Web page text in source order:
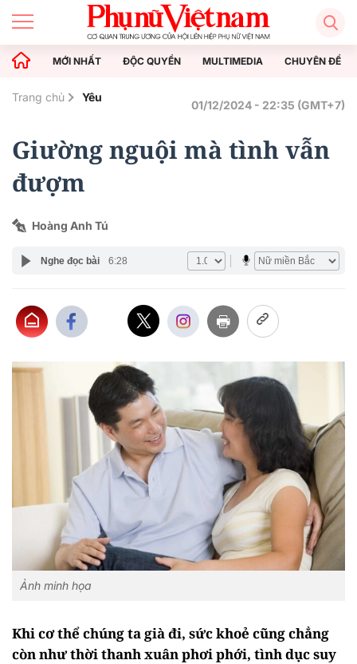
MỚI NHẤT ĐỘC QUYỀN MULTIMEDIA CHUYÊN ĐỀ
Trang chủ Yêu
01/12/2024 - 22:35 (GMT+7)
Giường nguội mà tình vẫn
đượm
Hoàng Anh Tú
Nghe đọc bài 6:28
Ảnh minh họa
Khi cơ thể chúng ta già đi, sức khoẻ cũng chẳng
còn như thời thanh xuân phơi phới, tình dục suy